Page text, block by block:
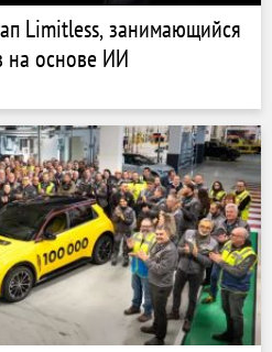
Limitless, занимающийся
на основе ИИ